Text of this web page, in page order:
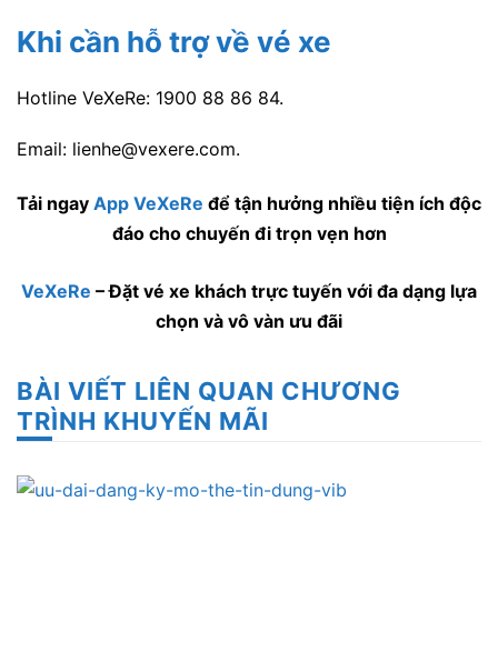
Khi cần hỗ trợ về vé xe
Hotline VeXeRe: 1900 88 86 84.
Email: lienhe@vexere.com.
Tải ngay App VeXeRe để tận hưởng nhiều tiện ích độc
đáo cho chuyến đi trọn vẹn hơn
VeXeRe – Đặt vé xe khách trực tuyến với đa dạng lựa
chọn và vô vàn ưu đãi
BÀI VIẾT LIÊN QUAN CHƯƠNG
TRÌNH KHUYẾN MÃI